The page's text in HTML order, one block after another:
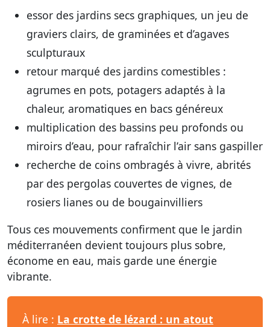
essor des jardins secs graphiques, un jeu de
graviers clairs, de graminées et d’agaves
sculpturaux
retour marqué des jardins comestibles :
agrumes en pots, potagers adaptés à la
chaleur, aromatiques en bacs généreux
multiplication des bassins peu profonds ou
miroirs d’eau, pour rafraîchir l’air sans gaspiller
recherche de coins ombragés à vivre, abrités
par des pergolas couvertes de vignes, de
rosiers lianes ou de bougainvilliers
Tous ces mouvements confirment que le jardin
méditerranéen devient toujours plus sobre,
économe en eau, mais garde une énergie
vibrante.
À lire : La crotte de lézard : un atout